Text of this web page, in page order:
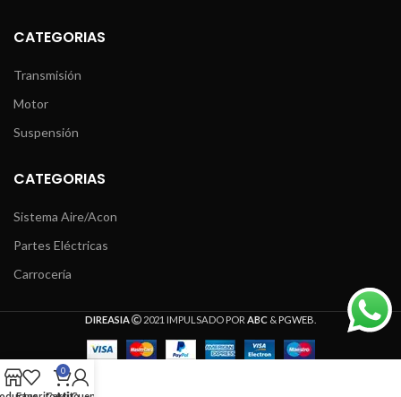
CATEGORIAS
Transmisión
Motor
Suspensión
CATEGORIAS
Sistema Aire/Acon
Partes Eléctricas
Carrocería
DIREASIA 2021 IMPULSADO POR ABC &PGWEB
0